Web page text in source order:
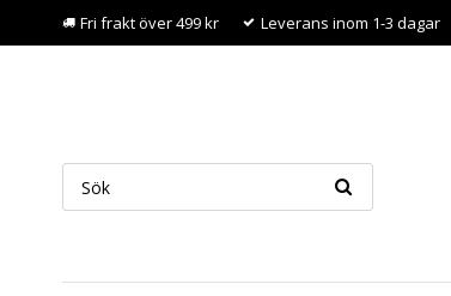
Fri frakt över 499 kr Leverans inom 1-3 dagar